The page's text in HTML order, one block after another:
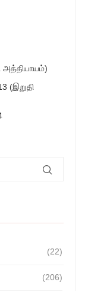
அத்தியாயம்)
(இறுதி
(22)
(206)